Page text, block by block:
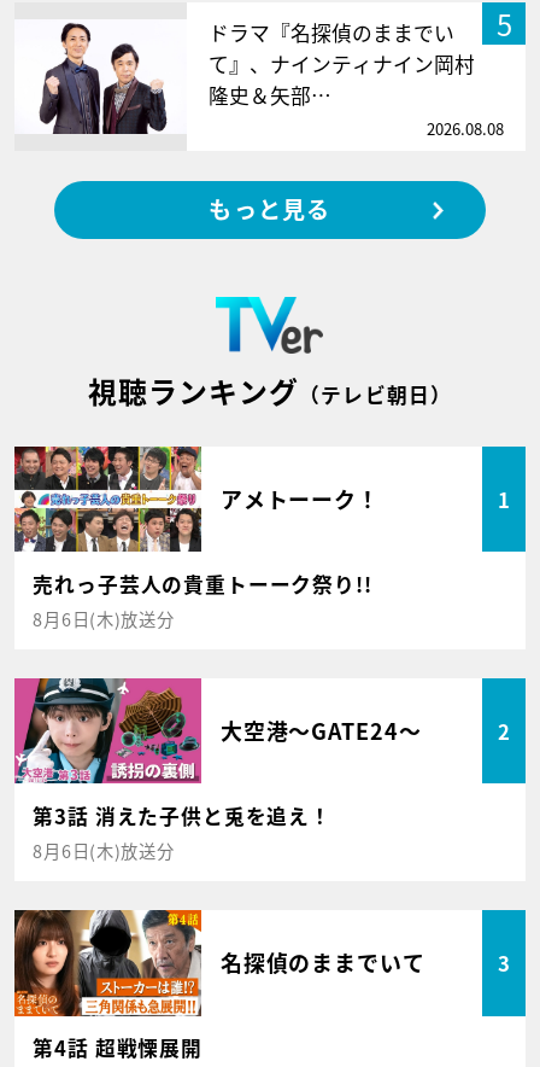
5
ドラマ『名探偵のままでい
て』、ナインティナイン岡村
隆史＆矢部…
2026.08.08
もっと見る
視聴ランキング （テレビ朝日）
アメトーーク！ 1
売れっ子芸人の貴重トーーク祭り!!
8月6日(木)放送分
大空港～GATE24～ 2
第3話 消えた子供と兎を追え！
8月6日(木)放送分
名探偵のままでいて 3
第4話 超戦慄展開